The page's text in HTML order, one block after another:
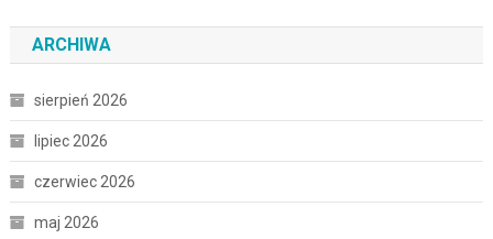
ARCHIWA
sierpień 2026
lipiec 2026
czerwiec 2026
maj 2026